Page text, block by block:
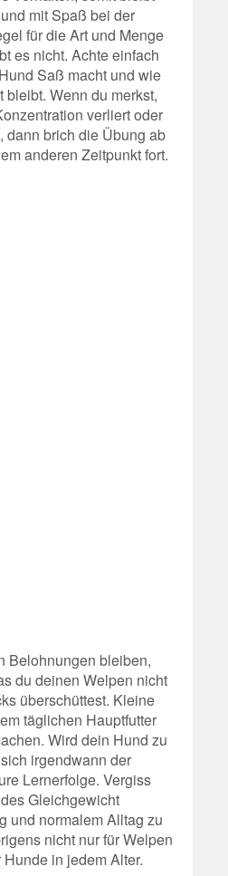
mit Spaß bei der
für die Art und Menge
es nicht. Achte einfach
Saß macht und wie
bleibt. Wenn du merkst,
verliert oder
dann brich die Übung ab
anderen Zeitpunkt fort.
Belohnungen bleiben,
du deinen Welpen nicht
überschüttest. Kleine
täglichen Hauptfutter
Wird dein Hund zu
irgendwann der
Lernerfolge. Vergiss
Gleichgewicht
und normalem Alltag zu
nicht nur für Welpen
in jedem Alter.